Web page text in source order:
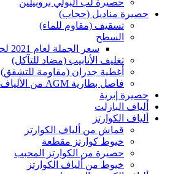
حصيرة مناديل (حجاب)
تسقيف (مقاوم للماء)
السطح
سعر الجملة لعام 2021 لحصيرة مناديل من الألياف الزجاجية - حصيرة مناديل سطحية من الألياف الزجاجية - بيههاي للألياف الزجاجية
تغليف الأنابيب (مضاد للتآكل)
أغطية جدران (مقاومة للتشقق)
فاصل بطارية AGM من الألياف الزجاجية
حصيرة إبرية
ألياف البازلت
ألياف الكوارتز
قماش من ألياف الكوارتز
خيوط كوارتز مقطعة
حصيرة من الكوارتز المحبب
خيوط من ألياف الكوارتز